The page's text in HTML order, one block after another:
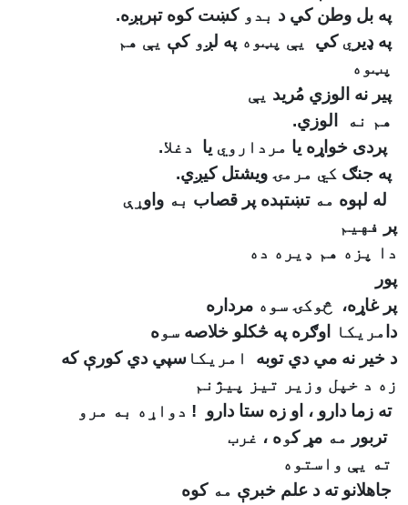
په بل وطن کي د بدو کښت کوه تېرېږه.
په ډير يکي یې پټوه په لږو کې یې هم
پټوه
پير نه الوزي مُريد یې
هم نه
الوزي.
پردى خواړه يا مرداروي يا دغلا.
په جنګ کي مرمۍ ويشتل کيږي.
له لېوه مه تښتېده پر قصاب به واوړې
پر فهیم
دا پزه هم ډیره ده
پور
پر غاړه،
څوکۍ سوه مرداره
دا مریکا اوګره په څكلو خلاصه سوه
د خير نه مي دي توبه
امریکا سپي دي كورې كه
زه د خپل وزیر تیز پيژنم
ته زما دارو ، او زه ستا دارو ! دواړه به مرو
تربور مه مړ کوه ، غرب
ته یې واستوه
جاهلانو ته د علم خبرې مه کوه